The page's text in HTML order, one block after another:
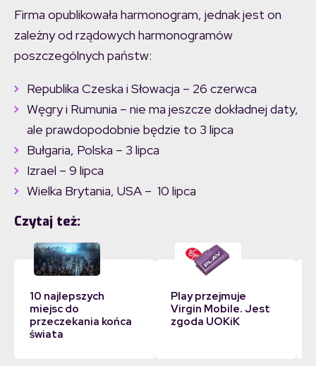
Firma opublikowała harmonogram, jednak jest on
zależny od rządowych harmonogramów
poszczególnych państw:
Republika Czeska i Słowacja – 26 czerwca
Węgry i Rumunia – nie ma jeszcze dokładnej daty,
ale prawdopodobnie będzie to 3 lipca
Bułgaria, Polska – 3 lipca
Izrael – 9 lipca
Wielka Brytania, USA – 10 lipca
Czytaj też:
10 najlepszych
miejsc do
przeczekania końca
świata
Play przejmuje
Virgin Mobile. Jest
zgoda UOKiK